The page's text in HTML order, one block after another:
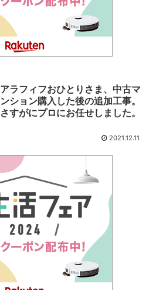
アラフィフおひとりさま、中古マ
ンション購入した後の追加工事。
さすがにプロにお任せしました。
2021.12.11